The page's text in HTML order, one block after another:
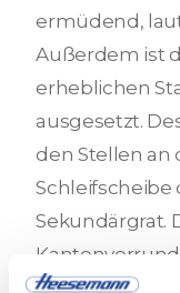
ermüdend,
Außerdem ist
erheblichen
ausgesetzt.
den Stellen an
Schleifscheibe
Sekundärgrat.